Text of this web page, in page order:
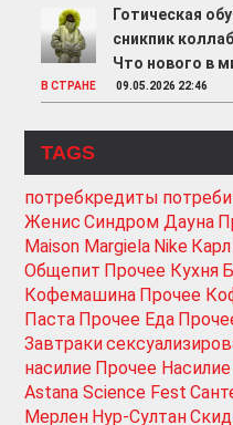
Готическая
сникпик
Что нового в
В СТРАНЕ 09.05.2026 22:46
TAGS
потребкредиты
Женис Синдром Дауна
Maison Margiela Nike
Общепит Прочее Кухня
Кофемашина Прочее
Паста Прочее Еда
Завтраки
насилие Прочее Насилие
Astana Science Fest
Мерлен Нур-Султан